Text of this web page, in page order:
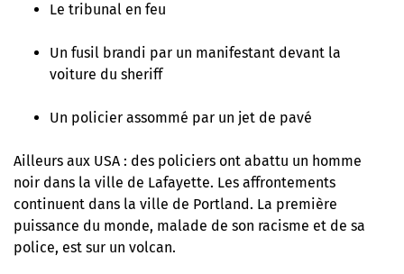
Le tribunal en feu
Un fusil brandi par un manifestant devant la
voiture du sheriff
Un policier assommé par un jet de pavé
Ailleurs aux USA : des policiers ont abattu un homme
noir dans la ville de Lafayette. Les affrontements
continuent dans la ville de Portland. La première
puissance du monde, malade de son racisme et de sa
police, est sur un volcan.